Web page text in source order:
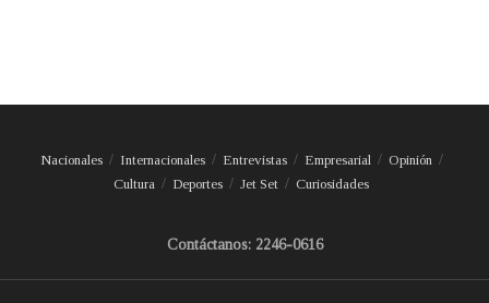
Nacionales Internacionales Entrevistas Empresarial
Opinión
Cultura
Deportes Jet Set Curiosidades
Contáctanos: 2246-0616